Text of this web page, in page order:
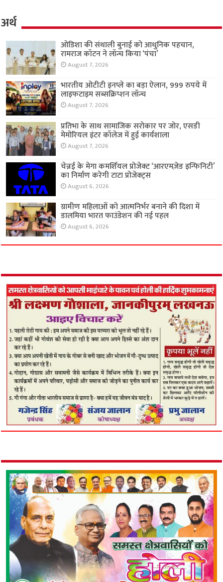
अर्थ
ओडिशा की संथाली बुनाई को आधुनिक पहचान,
रामराज कॉटन ने लॉन्च किया ‘पंचा’
August 7, 2026
भारतीय ओटीटी इनप्ले का बड़ा ऐलान, 999 रुपये में
लाइफटाइम सब्सक्रिप्शन लॉन्च
August 7, 2026
प्रतिभा के साथ सामाजिक सरोकार पर जोर, एसडी
मेमोरियल इंटर कॉलेज में हुई कार्यशाला
August 7, 2026
चेन्नई के मेगा कमर्शियल प्रोजेक्ट ‘आरएमज़ेड इन्फिनिटी’
का निर्माण करेगी टाटा प्रोजेक्ट्स
August 6, 2026
ग्रामीण महिलाओं को आत्मनिर्भर बनाने की दिशा में
डालमिया भारत फाउंडेशन की नई पहल
August 6, 2026